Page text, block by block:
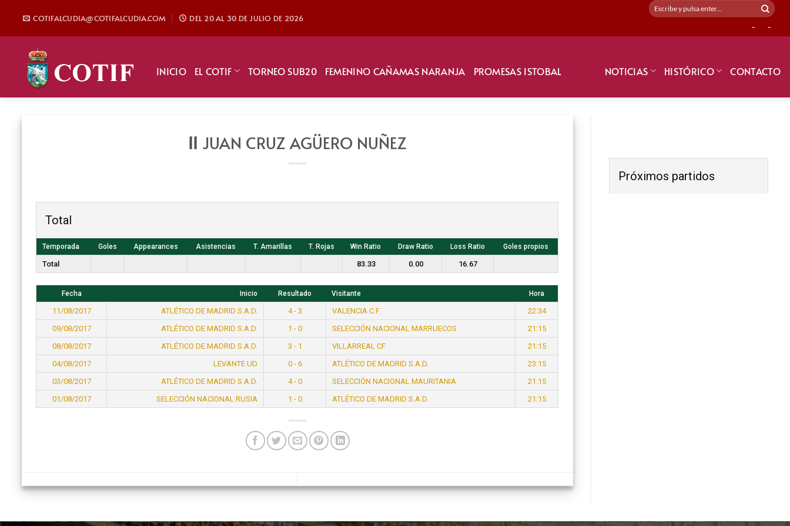
contenido
COTIFALCUDIA@COTIFALCUDIA.COM DEL 20 AL 30 DE JULIO DE 2026
- -
INICIO EL COTIF TORNEO SUB20 FEMENINO CAÑAMAS NARANJA PROMESAS ISTOBAL NOTICIAS HISTÓRICO CONTACTO
11 JUAN CRUZ AGÜERO NUÑEZ
Total
Temporada Goles Appearances Asistencias T. Amarillas T. Rojas Win Ratio Draw Ratio Loss Ratio Goles propios
Total 83.33 0.00 16.67
Fecha Inicio Resultado Visitante Hora
11/08/2017 ATLÉTICO DE MADRID S.A.D. 4 - 3 VALENCIA C.F
22:34
09/08/2017
ATLÉTICO DE MADRID S.A.D. 1 - 0 SELECCIÓN NACIONAL MARRUECOS
21:15
08/08/2017
ATLÉTICO DE MADRID S.A.D. 3 - 1 VILLARREAL CF
21:15
04/08/2017
LEVANTE UD 0 - 6 ATLÉTICO DE MADRID S.A.D.
23:15
03/08/2017
ATLÉTICO DE MADRID S.A.D. 4 - 0 SELECCIÓN NACIONAL MAURITANIA
21:15
01/08/2017
SELECCIÓN NACIONAL RUSIA 1 - 0 ATLÉTICO DE MADRID S.A.D. 21:15
Próximos partidos